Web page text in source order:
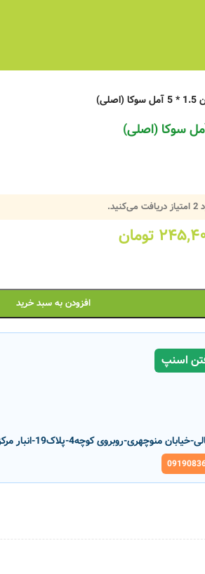
-1%
-1%
2امتیاز دریافت می‌کنید.
تومان
افزودن به سبد خرید
اسنپ
روبروی کوچه4-پلاک19-انبار مرکزی پارسانور